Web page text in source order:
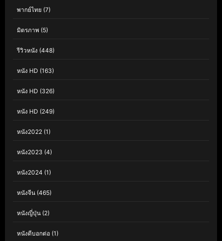
พากย์ไทย (7)
มิตรภาพ (5)
รีวิวหนัง (448)
หนัง HD (163)
หนัง HD (326)
หนัง HD (249)
หนัง2022 (1)
หนัง2023 (4)
หนัง2024 (1)
หนังจีน (465)
หนังญี่ปุ่น (2)
หนังดีบอกต่อ (1)